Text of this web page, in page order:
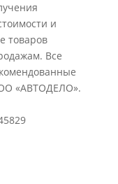
и
товаров
Все
«АВТОДЕЛО».